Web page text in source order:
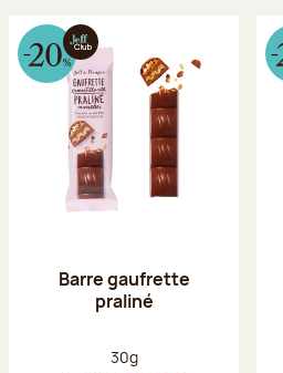
Barre gaufrette
praliné
Poids net :
30g